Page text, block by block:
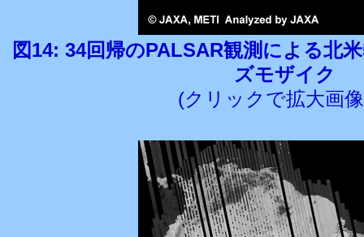
図14: 34回帰のPALSAR観測による北
ズモザイク
(クリックで拡大画